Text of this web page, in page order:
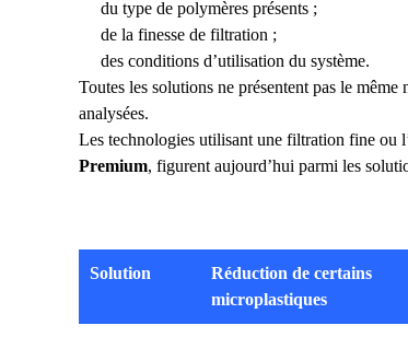
du type de polymères présents ;
de la finesse de filtration ;
des conditions d’utilisation du système.
Toutes les solutions ne présentent pas le
analysées.
Les technologies utilisant une filtration fine ou
Premium, figurent aujourd’hui parmi les
Solution
Réduction de certains
microplastiques